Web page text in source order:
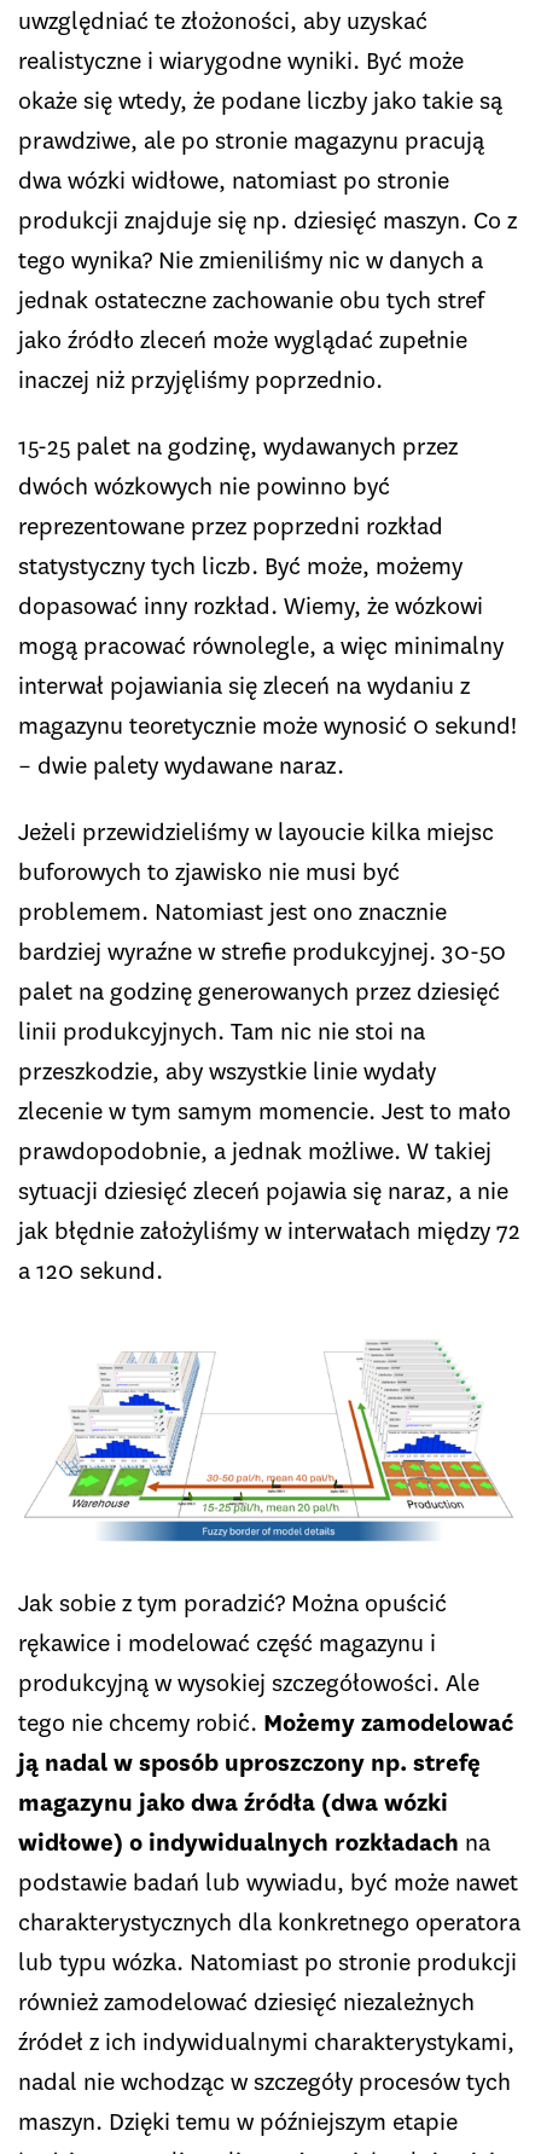
uwzględniać te złożoności, aby uzyskać
realistyczne i wiarygodne wyniki. Być może
okaże się wtedy, że podane liczby jako takie są
prawdziwe, ale po stronie magazynu pracują
dwa wózki widłowe, natomiast po stronie
produkcji znajduje się np. dziesięć maszyn. Co z
tego wynika? Nie zmieniliśmy nic w danych a
jednak ostateczne zachowanie obu tych stref
jako źródło zleceń może wyglądać zupełnie
inaczej niż przyjęliśmy poprzednio.
15-25 palet na godzinę, wydawanych przez
dwóch wózkowych nie powinno być
reprezentowane przez poprzedni rozkład
statystyczny tych liczb. Być może, możemy
dopasować inny rozkład. Wiemy, że wózkowi
mogą pracować równolegle, a więc minimalny
interwał pojawiania się zleceń na wydaniu z
magazynu teoretycznie może wynosić 0 sekund!
– dwie palety wydawane naraz.
Jeżeli przewidzieliśmy w layoucie kilka miejsc
buforowych to zjawisko nie musi być
problemem. Natomiast jest ono znacznie
bardziej wyraźne w strefie produkcyjnej. 30-50
palet na godzinę generowanych przez dziesięć
linii produkcyjnych. Tam nic nie stoi na
przeszkodzie, aby wszystkie linie wydały
zlecenie w tym samym momencie. Jest to mało
prawdopodobnie, a jednak możliwe. W takiej
sytuacji dziesięć zleceń pojawia się naraz, a nie
jak błędnie założyliśmy w interwałach między 72
a 120 sekund.
Jak sobie z tym poradzić? Można opuścić
rękawice i modelować część magazynu i
produkcyjną w wysokiej szczegółowości. Ale
tego nie chcemy robić. Możemy zamodelować
ją nadal w sposób uproszczony np. strefę
magazynu jako dwa źródła (dwa wózki
widłowe) o indywidualnych rozkładach na
podstawie badań lub wywiadu, być może nawet
charakterystycznych dla konkretnego operatora
lub typu wózka. Natomiast po stronie produkcji
również zamodelować dziesięć niezależnych
źródeł z ich indywidualnymi charakterystykami,
nadal nie wchodząc w szczegóły procesów tych
maszyn. Dzięki temu w późniejszym etapie